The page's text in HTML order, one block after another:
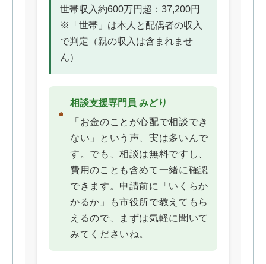
世帯収入約600万円超：37,200円
※「世帯」は本人と配偶者の収入
で判定（親の収入は含まれませ
ん）
相談支援専門員 みどり
「お金のことが心配で相談でき
ない」という声、実は多いんで
す。でも、相談は無料ですし、
費用のことも含めて一緒に確認
できます。申請前に「いくらか
かるか」も市役所で教えてもら
えるので、まずは気軽に聞いて
みてくださいね。